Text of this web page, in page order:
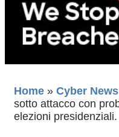
Home » Cyber News
sotto attacco con
elezioni presidenziali.